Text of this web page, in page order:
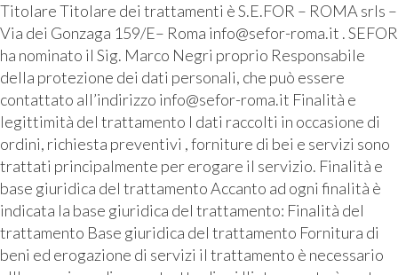
Titolare Titolare dei trattamenti è S.E.FOR – ROMA srls –
Via dei Gonzaga 159/E– Roma info@sefor-roma.it . SEFOR
ha nominato il Sig. Marco Negri proprio Responsabile
della protezione dei dati personali, che può essere
contattato all’indirizzo info@sefor-roma.it Finalità e
legittimità del trattamento I dati raccolti in occasione di
ordini, richiesta preventivi , forniture di bei e servizi sono
trattati principalmente per erogare il servizio. Finalità e
base giuridica del trattamento Accanto ad ogni finalità è
indicata la base giuridica del trattamento: Finalità del
trattamento Base giuridica del trattamento Fornitura di
beni ed erogazione di servizi il trattamento è necessario